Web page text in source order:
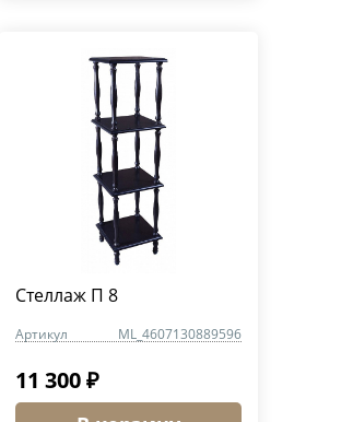
Стеллаж П 8
Артикул ML_4607130889596
11 300 ₽